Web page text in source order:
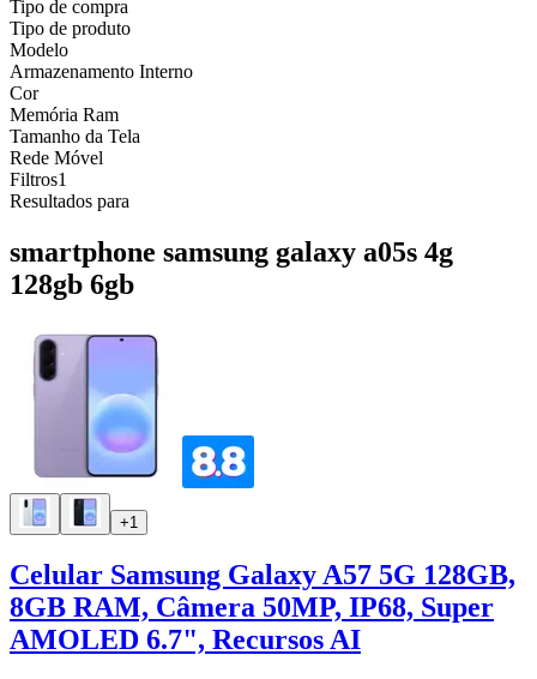
Tipo de compra
Tipo de produto
Modelo
Armazenamento Interno
Cor
Memória Ram
Tamanho da Tela
Rede Móvel
Filtros1
Resultados para
smartphone samsung galaxy a05s 4g
128gb 6gb
+1
Celular Samsung Galaxy A57 5G 128GB,
8GB RAM, Câmera 50MP, IP68, Super
AMOLED 6.7", Recursos AI